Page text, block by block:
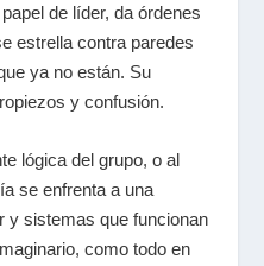
de líder, da órdenes
estrella contra paredes
ya no están. Su
y confusión.
lógica del grupo, o al
se enfrenta a una
y sistemas que funcionan
como todo en